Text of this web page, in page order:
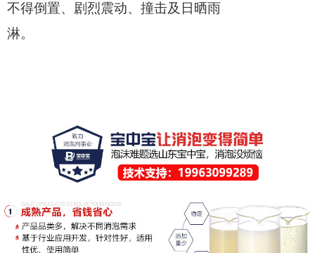
不得倒置、剧烈震动、撞击及日晒雨
淋。